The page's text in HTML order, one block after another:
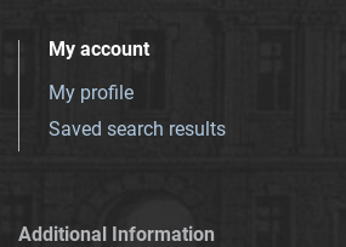
My account
My profile
Saved search results
Additional Information